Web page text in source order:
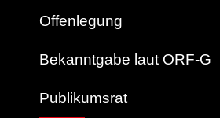
Offenlegung
Bekanntgabe laut ORF-G
Publikumsrat